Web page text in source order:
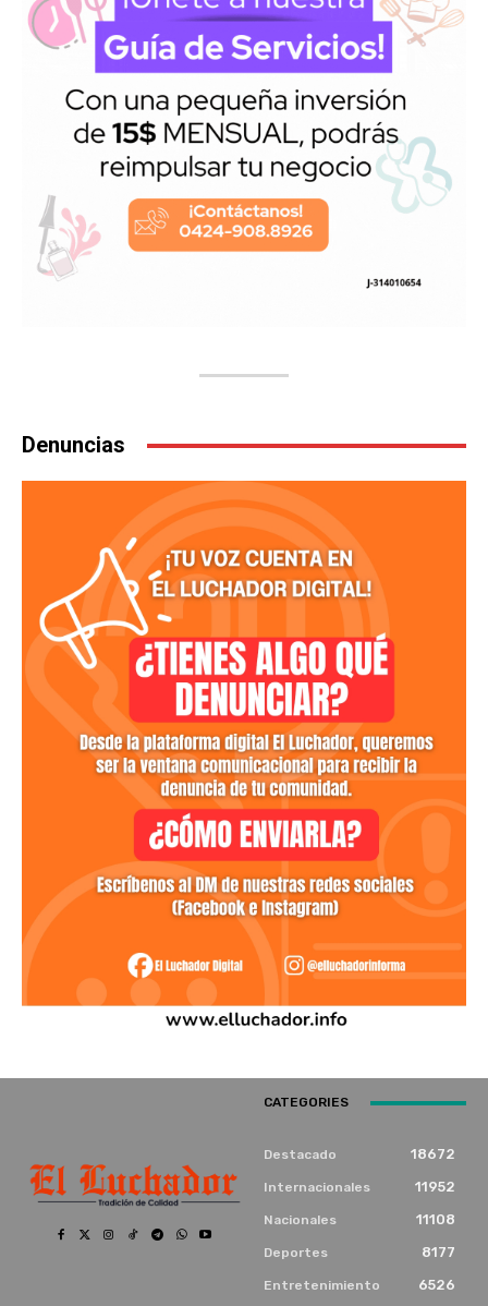
Denuncias
CATEGORIES
Destacado 18672
Internacionales 11952
Nacionales 11108
Deportes 8177
Entretenimiento 6526